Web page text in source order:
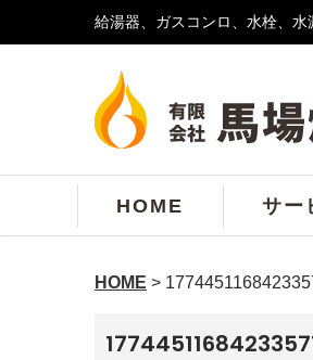
給湯器、ガスコンロ、水栓、
HOME サー
HOME >